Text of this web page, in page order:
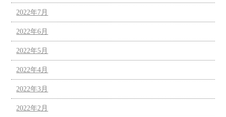
2022年7月
2022年6月
2022年5月
2022年4月
2022年3月
2022年2月